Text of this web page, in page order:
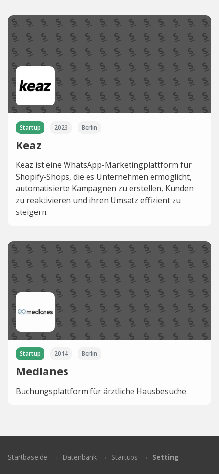
Startup 2023 Berlin
Keaz
Keaz ist eine WhatsApp-Marketingplattform für
Shopify-Shops, die es Unternehmen ermöglicht,
automatisierte Kampagnen zu erstellen, Kunden
zu reaktivieren und ihren Umsatz effizient zu
steigern.
Startup 2014 Berlin
Medlanes
Buchungsplattform für ärztliche Hausbesuche
Startbase.de Datenbank Startups Setting